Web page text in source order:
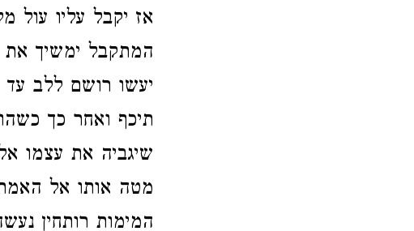
אז יקבל עליו עול
המתקבל ימשיך את
יעשו רושם ללב
תיכף ואחר כך
שיגביה את עצמו
מטה אותו אל
המימות רותחין